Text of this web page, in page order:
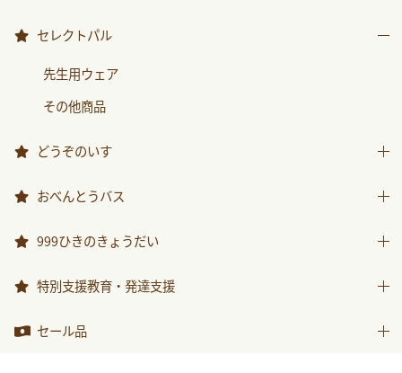
あそぼ！
みてみて！
2025年度月刊絵本
スモック
セレクトパル
先生用ウェア
その他商品
どうぞのいす
どうぞのいす
おべんとうバス
おべんとうバス
999ひきのきょうだい
999ひきのきょうだい
特別支援教育・発達支援
特別支援教育・発達支援
セール品